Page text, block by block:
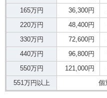
165万円
36,300円
220万円
48,400円
330万円
72,600円
440万円
96,800円
550万円
121,000円
551万円以上
個